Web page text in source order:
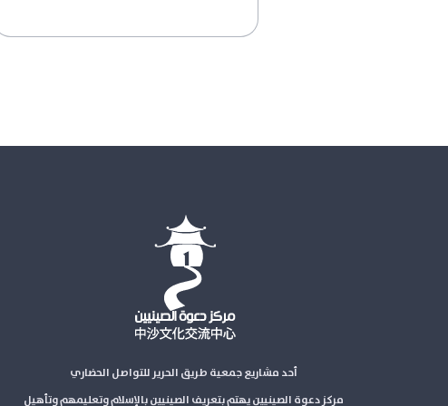
أحد مشاريع جمعية طريق الحرير للتواصل الحضاري
مركز دعوة الصينيين يهتم بتعريف الصينيين بالإسلام وتعليمهم وتأهيل